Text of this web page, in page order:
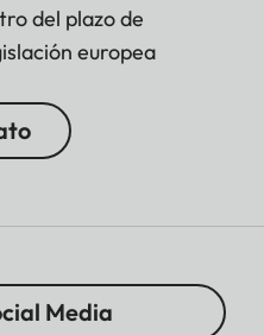
del plazo de
europea
Media